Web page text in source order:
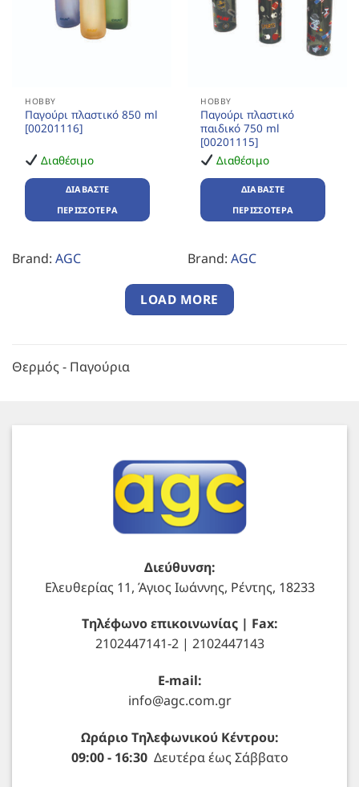
HOBBY
Παγούρι πλαστικό 850 ml
[00201116]
Διαθέσιμο
ΔΙΑΒΆΣΤΕ
ΠΕΡΙΣΣΌΤΕΡΑ
Brand: AGC
HOBBY
Παγούρι πλαστικό
παιδικό 750 ml
[00201115]
Διαθέσιμο
ΔΙΑΒΆΣΤΕ
ΠΕΡΙΣΣΌΤΕΡΑ
Brand: AGC
LOAD MORE
Θερμός - Παγούρια
Διεύθυνση:
Ελευθερίας 11, Άγιος Ιωάννης, Ρέντης, 18233
Τηλέφωνο επικοινωνίας | Fax:
2102447141-2 | 2102447143
E-mail:
info@agc.com.gr
Ωράριο Τηλεφωνικού Κέντρου:
09:00 - 16:30Δευτέρα έως Σάββατο